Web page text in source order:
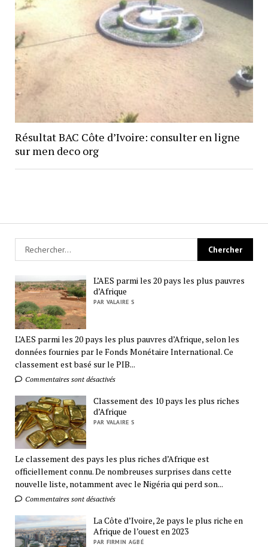
Résultat BAC Côte d’Ivoire: consulter en ligne
sur men deco org
L’AES parmi les 20 pays les plus pauvres
d’Afrique
PAR VALAIRE S
L’AES parmi les 20 pays les plus pauvres d’Afrique, selon les
données fournies par le Fonds Monétaire International. Ce
classement est basé sur le PIB...
Commentaires sont désactivés
Classement des 10 pays les plus riches
d’Afrique
PAR VALAIRE S
Le classement des pays les plus riches d’Afrique est
officiellement connu. De nombreuses surprises dans cette
nouvelle liste, notamment avec le Nigéria qui perd son...
Commentaires sont désactivés
La Côte d’Ivoire, 2e pays le plus riche en
Afrique de l’ouest en 2023
PAR FIRMIN AGBÉ